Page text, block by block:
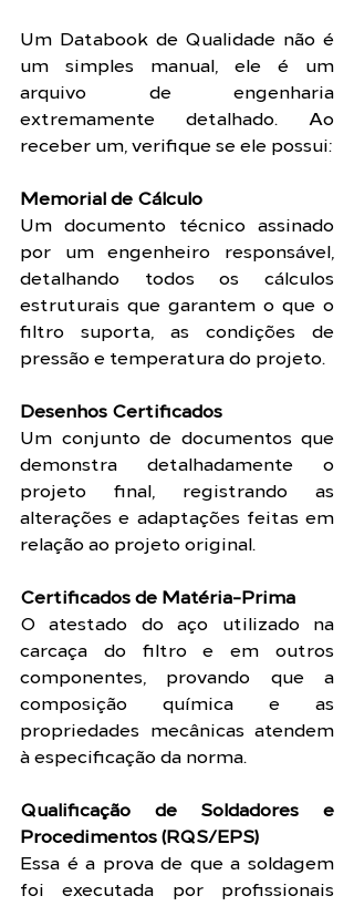
Um Databook de Qualidade não é
um simples manual, ele é um
arquivo de engenharia
extremamente detalhado. Ao
receber um, verifique se ele possui:
Memorial de Cálculo
Um documento técnico assinado
por um engenheiro responsável,
detalhando todos os cálculos
estruturais que garantem o que o
filtro suporta, as condições de
pressão e temperatura do projeto.
Desenhos Certificados
Um conjunto de documentos que
demonstra detalhadamente o
projeto final, registrando as
alterações e adaptações feitas em
relação ao projeto original.
Certificados de Matéria-Prima
O atestado do aço utilizado na
carcaça do filtro e em outros
componentes, provando que a
composição química e as
propriedades mecânicas atendem
à especificação da norma.
Qualificação de Soldadores e
Procedimentos (RQS/EPS)
Essa é a prova de que a soldagem
foi executada por profissionais